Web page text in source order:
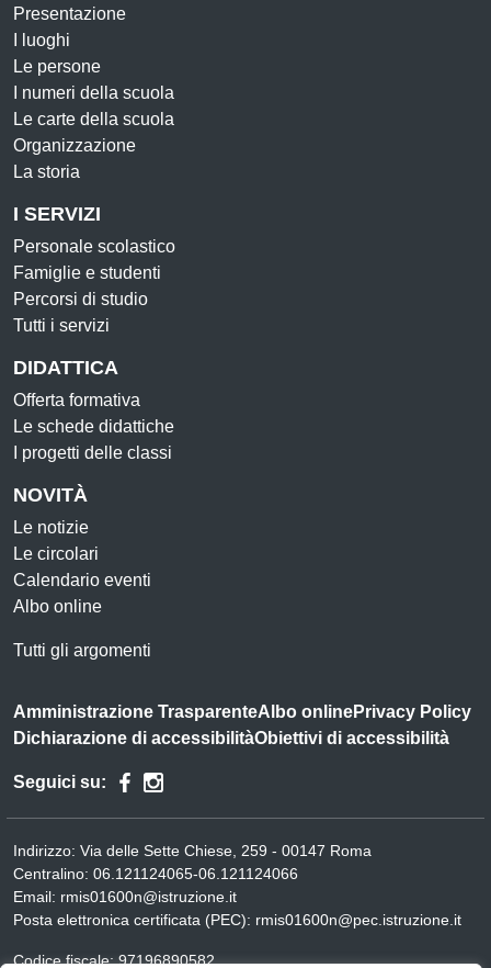
Presentazione
I luoghi
Le persone
I numeri della scuola
Le carte della scuola
Organizzazione
La storia
I SERVIZI
Personale scolastico
Famiglie e studenti
Percorsi di studio
Tutti i servizi
DIDATTICA
Offerta formativa
Le schede didattiche
I progetti delle classi
NOVITÀ
Le notizie
Le circolari
Calendario eventi
Albo online
Tutti gli argomenti
Amministrazione TrasparenteAlbo onlinePrivacy Policy
Dichiarazione di accessibilitàObiettivi di accessibilità
Seguici su:
Indirizzo: Via delle Sette Chiese, 259 - 00147 Roma
Centralino: 06.121124065-06.121124066
Email: rmis01600n@istruzione.it
Posta elettronica certificata (PEC): rmis01600n@pec.istruzione.it
Codice fiscale: 97196890582